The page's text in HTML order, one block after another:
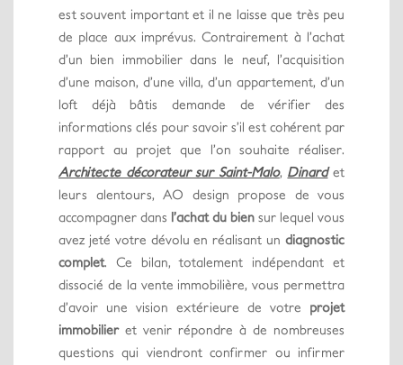
est souvent important et il ne laisse que très peu
de place aux imprévus. Contrairement à l’achat
d’un bien immobilier dans le neuf, l’acquisition
d’une maison, d’une villa, d’un appartement, d’un
loft déjà bâtis demande de vérifier des
informations clés pour savoir s’il est cohérent par
rapport au projet que l’on souhaite réaliser.
Architecte décorateur sur Saint-Malo, Dinardet
leurs alentours, AO design propose de vous
accompagner dans l’achat du bien sur lequel vous
avez jeté votre dévolu en réalisant un diagnostic
complet. Ce bilan, totalement indépendant et
dissocié de la vente immobilière, vous permettra
d’avoir une vision extérieure de votre projet
immobilieret venir répondre à de nombreuses
questions qui viendront confirmer ou infirmer